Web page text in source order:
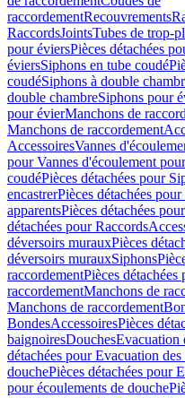
raccordementRecouvrements
RaccordsJointsTubes de trop-
pour éviersPièces détachées
éviersSiphons en tube coudé
coudéSiphons à double
double chambreSiphons pour
pour évierManchons de
Manchons de raccordement
AccessoiresVannes
pour Vannes d'écoulement
coudéPièces détachées pour
encastrerPièces détachées
apparentsPièces détachées
détachées pour Raccords
déversoirs murauxPièces
déversoirs murauxSiphons
raccordementPièces détachées
raccordementManchons de
Manchons de raccordement
BondesAccessoiresPièces
baignoiresDouchesEvacuation
détachées pour Evacuation
douchePièces détachées pour
pour écoulements de douche